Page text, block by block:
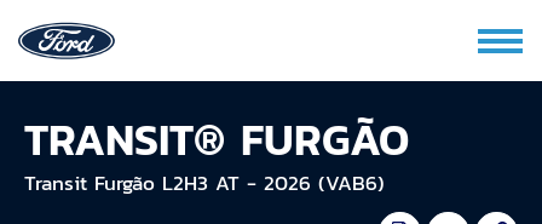
TRANSIT® FURGÃO
Transit Furgão L2H3 AT - 2026 (VAB6)